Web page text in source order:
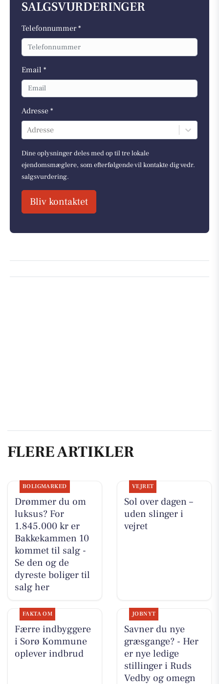
SALGSVURDERINGER
Telefonnummer *
Email *
Adresse *
Adresse
Dine oplysninger deles med op til tre lokale
ejendomsmæglere, som efterfølgende vil kontakte dig vedr.
salgsvurdering.
Bliv kontaktet
FLERE ARTIKLER
BOLIGMARKED
Drømmer du om
luksus? For
1.845.000 kr er
Bakkekammen 10
kommet til salg -
Se den og de
dyreste boliger til
salg her
VEJRET
Sol over dagen –
uden slinger i
vejret
FAKTA OM
Færre indbyggere
i Sorø Kommune
oplever indbrud
JOBNYT
Savner du nye
græsgange? - Her
er nye ledige
stillinger i Ruds
Vedby og omegn